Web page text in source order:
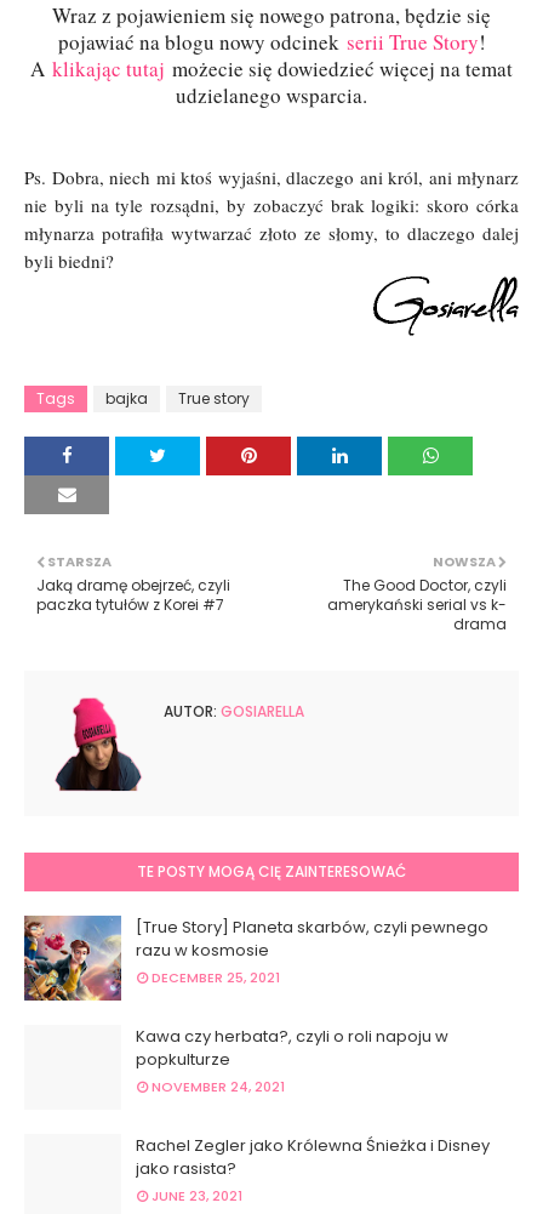
Wraz z pojawieniem się nowego patrona, będzie się
pojawiać na blogu nowy odcinek serii True Story!
A klikając tutaj możecie się dowiedzieć więcej na temat
udzielanego wsparcia.
Ps. Dobra, niech mi ktoś wyjaśni, dlaczego ani król, ani młynarz
nie byli na tyle rozsądni, by zobaczyć brak logiki: skoro córka
młynarza potrafiła wytwarzać złoto ze słomy, to dlaczego dalej
byli biedni?
Tags bajka True story
NOWSZA
The Good Doctor, czyli
amerykański serial vs k-
drama
STARSZA
Jaką dramę obejrzeć, czyli
paczka tytułów z Korei #7
AUTOR: GOSIARELLA
TE POSTY MOGĄ CIĘ ZAINTERESOWAĆ
[True Story] Planeta skarbów, czyli pewnego
razu w kosmosie
DECEMBER 25, 2021
Kawa czy herbata?, czyli o roli napoju w
popkulturze
NOVEMBER 24, 2021
Rachel Zegler jako Królewna Śnieżka i Disney
jako rasista?
JUNE 23, 2021